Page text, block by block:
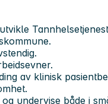
av klinisk
undervise både i